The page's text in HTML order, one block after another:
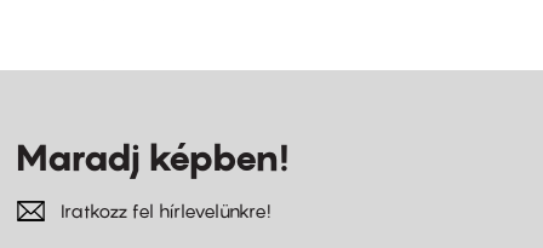
Maradj képben!
Iratkozz fel hírlevelünkre!